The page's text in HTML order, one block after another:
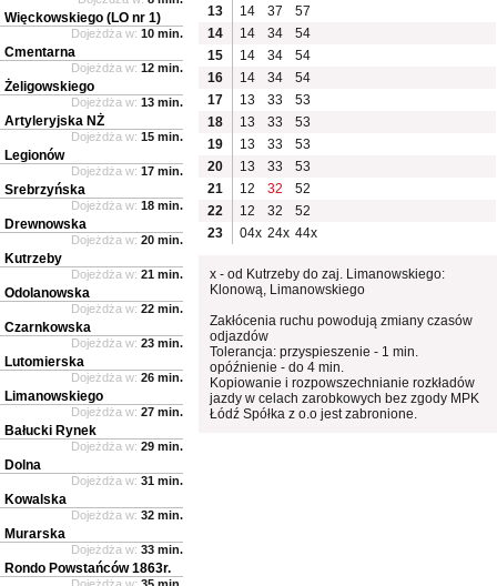
13
14 37
57
14
14 34
54
15
14 34
54
16
14 34
54
17
13 33
53
18
13 33
53
19
13 33
53
20
13 33
53
21
12 32
52
22
12 32
52
23
04x 24x 44x
x - od Kutrzeby do zaj. Limanowskiego:
Klonową, Limanowskiego
Zakłócenia ruchu powodują zmiany czasów
odjazdów
Tolerancja: przyspieszenie - 1 min.
opóźnienie - do 4 min.
Kopiowanie i rozpowszechnianie rozkładów
jazdy w celach zarobkowych bez zgody MPK
Łódź Spółka z o.o jest zabronione.
Więckowskiego (LO nr 1)
Dojeżdża w: 10 min.
Cmentarna
Dojeżdża w: 12 min.
Żeligowskiego
Dojeżdża w: 13 min.
Artyleryjska NŻ
Dojeżdża w: 15 min.
Legionów
Dojeżdża w: 17 min.
Srebrzyńska
Dojeżdża w: 18 min.
Drewnowska
Dojeżdża w: 20 min.
Kutrzeby
Dojeżdża w: 21 min.
Odolanowska
Dojeżdża w: 22 min.
Czarnkowska
Dojeżdża w: 23 min.
Lutomierska
Dojeżdża w: 26 min.
Limanowskiego
Dojeżdża w: 27 min.
Bałucki Rynek
Dojeżdża w: 29 min.
Dolna
Dojeżdża w: 31 min.
Kowalska
Dojeżdża w: 32 min.
Murarska
Dojeżdża w: 33 min.
Rondo Powstańców 1863r.